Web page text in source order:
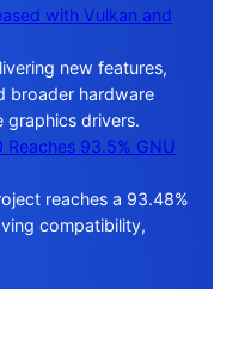
with Vulkan and
new features,
broader hardware
graphics drivers.
Reaches 93.5% GNU
reaches a 93.48%
compatibility,